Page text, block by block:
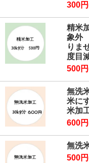
300
精米
象外
りま
度目
500
無洗
米に
米加
600
無洗
500